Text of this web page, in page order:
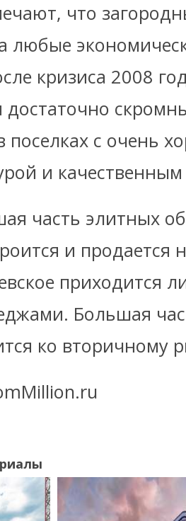
что
любые
кризиса 2008
достаточно
поселках с очень
и
часть элитных
и
приходится
Большая
ко вторичному